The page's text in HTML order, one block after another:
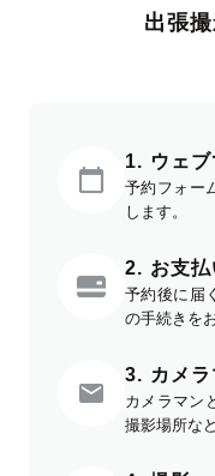
出張
1. ウェ
予約フォー
します。
2. お支払
予約後に届
の手続きを
3. カメ
カメラマン
撮影場所な